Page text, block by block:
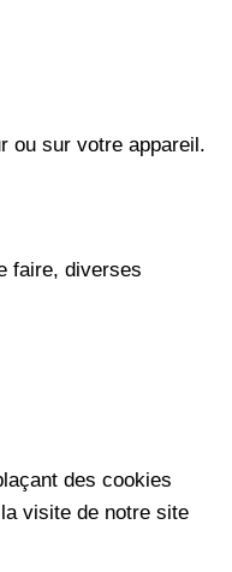
ou sur votre appareil.
faire, diverses
des cookies
visite de notre site